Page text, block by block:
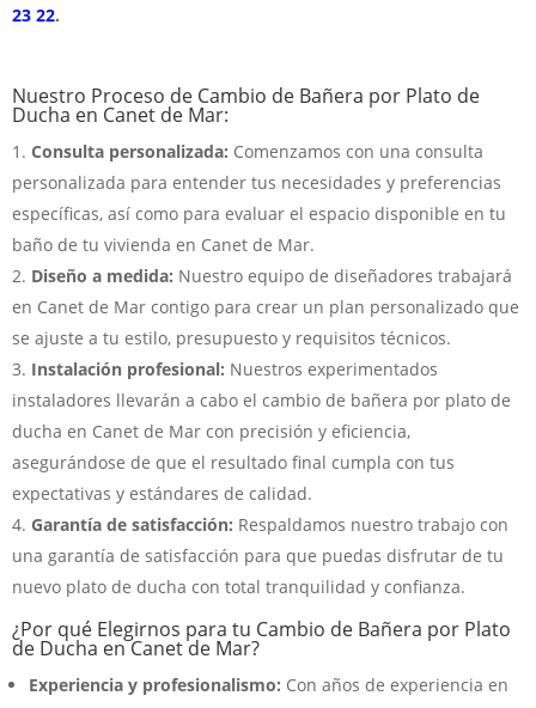
23 22.
Nuestro Proceso de Cambio de Bañera por Plato de
Ducha en Canet de Mar:
Consulta personalizada: Comenzamos con una consulta
personalizada para entender tus necesidades y preferencias
específicas, así como para evaluar el espacio disponible en tu
baño de tu vivienda en Canet de Mar.
Diseño a medida: Nuestro equipo de diseñadores trabajará
en Canet de Mar contigo para crear un plan personalizado que
se ajuste a tu estilo, presupuesto y requisitos técnicos.
Instalación profesional: Nuestros experimentados
instaladores llevarán a cabo el cambio de bañera por plato de
ducha en Canet de Mar con precisión y eficiencia,
asegurándose de que el resultado final cumpla con tus
expectativas y estándares de calidad.
Garantía de satisfacción: Respaldamos nuestro trabajo con
una garantía de satisfacción para que puedas disfrutar de tu
nuevo plato de ducha con total tranquilidad y confianza.
¿Por qué Elegirnos para tu Cambio de Bañera por Plato
de Ducha en Canet de Mar?
Experiencia y profesionalismo: Con años de experiencia en